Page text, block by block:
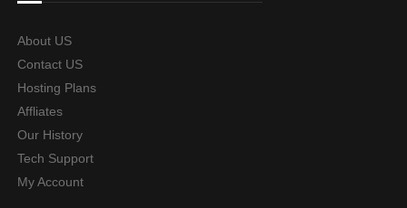
About US
Contact US
Hosting Plans
Affliates
Our History
Tech Support
My Account